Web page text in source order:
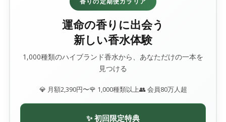
運命の香りに出会う
新しい香水体験
1,000種類のハイブランド香水から、あなただけの一本を
見つける
💎 月額2,390円〜🌹 1,000種類以上👥 会員80万人超
✨ 初回限定特典